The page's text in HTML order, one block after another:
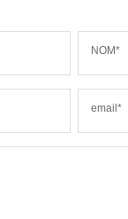
NOM*
email*